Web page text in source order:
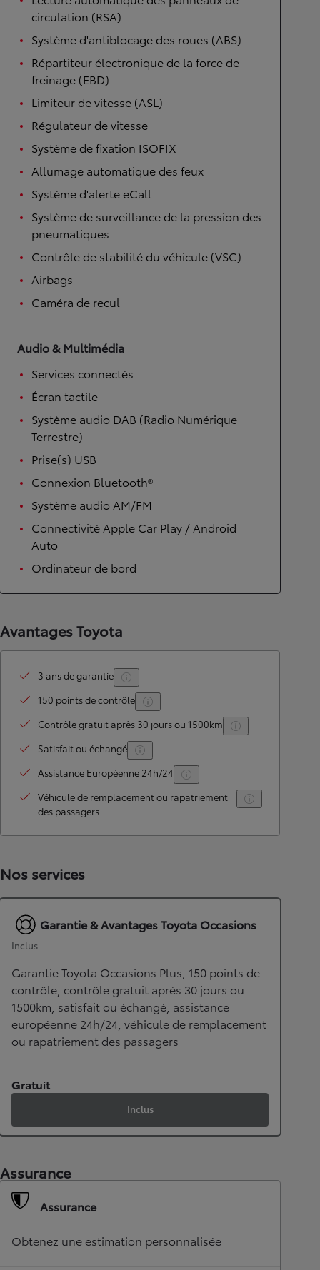
circulation (RSA)
Système d'antiblocage des roues (ABS)
Répartiteur électronique de la force de
freinage (EBD)
Limiteur de vitesse (ASL)
Régulateur de vitesse
Système de fixation ISOFIX
Allumage automatique des feux
Système d'alerte eCall
Système de surveillance de la pression des
pneumatiques
Contrôle de stabilité du véhicule (VSC)
Airbags
Caméra de recul
Audio & Multimédia
Services connectés
Écran tactile
Système audio DAB (Radio Numérique
Terrestre)
Prise(s) USB
Connexion Bluetooth®
Système audio AM/FM
Connectivité Apple Car Play / Android
Auto
Ordinateur de bord
Avantages Toyota
3 ans de garantie
150 points de contrôle
Contrôle gratuit après 30 jours ou 1500km
Satisfait ou échangé
Assistance Européenne 24h/24
Véhicule de remplacement ou rapatriement
des passagers
Nos services
Garantie & Avantages Toyota Occasions
Inclus
Garantie Toyota Occasions Plus, 150 points de
contrôle, contrôle gratuit après 30 jours ou
1500km, satisfait ou échangé, assistance
européenne 24h/24, véhicule de remplacement
ou rapatriement des passagers
Gratuit
Inclus
Assurance
Assurance
Obtenez une estimation personnalisée